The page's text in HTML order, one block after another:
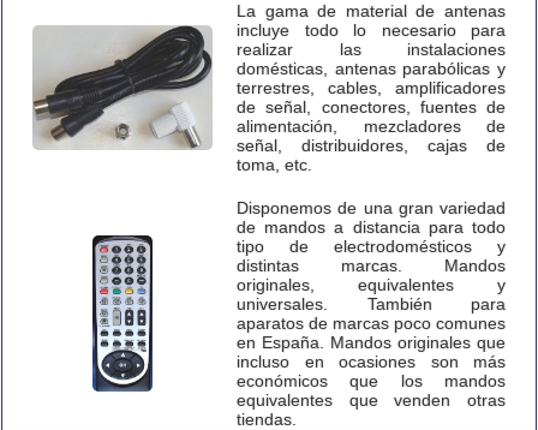
La gama de material de antenas
incluye todo lo necesario para
realizar las instalaciones
domésticas, antenas parabólicas y
terrestres, cables, amplificadores
de señal, conectores, fuentes de
alimentación, mezcladores de
señal, distribuidores, cajas de
toma, etc.
Disponemos de una gran variedad
de mandos a distancia para todo
tipo de electrodomésticos y
distintas marcas. Mandos
originales, equivalentes y
universales. También para
aparatos de marcas poco comunes
en España. Mandos originales que
incluso en ocasiones son más
económicos que los mandos
equivalentes que venden otras
tiendas.